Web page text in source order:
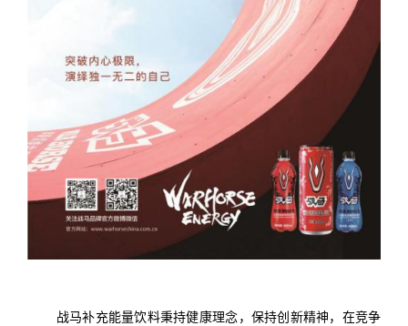
战马补充能量饮料秉持健康理念，保持创新精神，在竞争